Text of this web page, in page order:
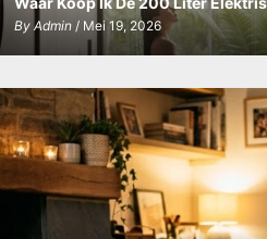
By Admin/ Mei 19, 2026